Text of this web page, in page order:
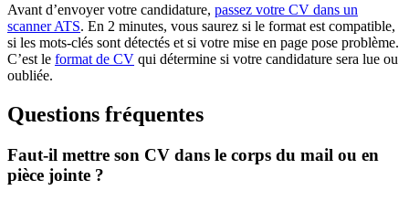
Avant d’envoyer votre candidature, passez votre CV dans un
scanner ATS. En 2 minutes, vous saurez si le format est compatible,
si les mots-clés sont détectés et si votre mise en page pose problème.
C’est le format de CV qui détermine si votre candidature sera lue ou
oubliée.
Questions fréquentes
Faut-il mettre son CV dans le corps du mail ou en
pièce jointe ?